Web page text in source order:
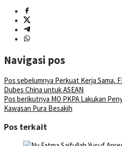
Navigasi pos
Pos sebelumnya Perkuat Kerja Sama,
Dubes China untuk ASEAN
Pos berikutnya MO PKPA Lakukan
Kawasan Pura Besakih
Pos terkait